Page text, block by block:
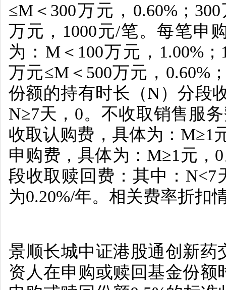
≤M ＜ 300万元， 0.60% ； 300
万元， 1000元/笔。每笔申
为： M＜ 100万元， 1.00% ；
万元≤M＜ 500万元， 0.60%
份额的持有时长（N）分段
N≥7天， 0。不收取销售服
收取认购费，具体为： M≥1
申购费，具体为： M≥1元， 0
段收取赎回费：其中： N<7
为0.20%/年。相关费率折扣
景顺长城中证港股通创新药
资人在申购或赎回基金份